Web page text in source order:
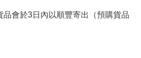
品會於3日內以順豐寄出（預購貨品